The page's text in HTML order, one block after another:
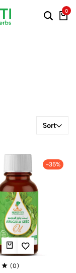
0
Sort
-35%
(0)